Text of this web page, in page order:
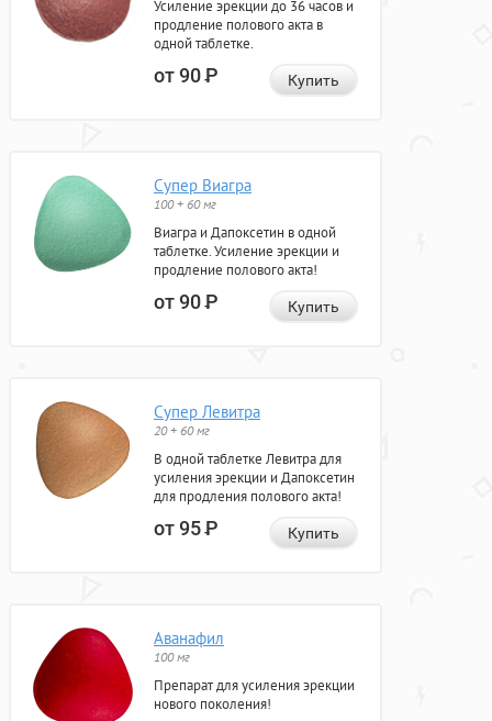
Усиление эрекции до 36 часов и
продление полового акта в
одной таблетке.
от 90Р Купить
Супер Виагра
100 + 60 мг
Виагра и Дапоксетин в одной
таблетке. Усиление эрекции и
продление полового акта!
от 90Р Купить
Супер Левитра
20 + 60 мг
В одной таблетке Левитра для
усиления эрекции и Дапоксетин
для продления полового акта!
от 95Р Купить
Аванафил
100 мг
Препарат для усиления эрекции
нового поколения!